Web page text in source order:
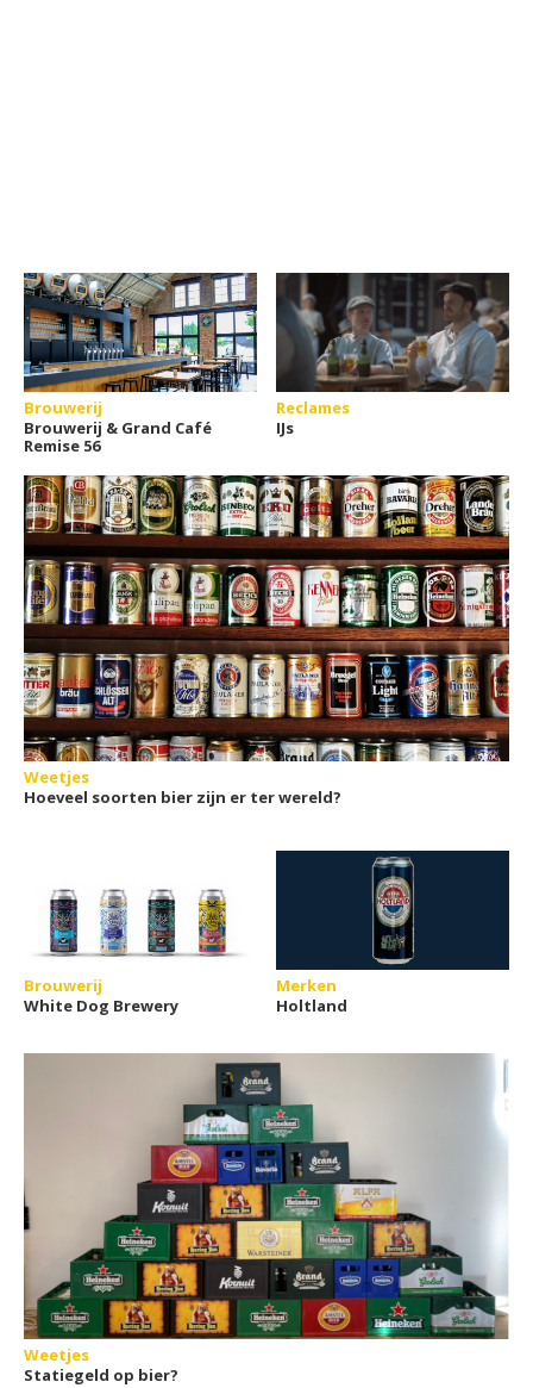
Brouwerij
Brouwerij & Grand Café
Remise 56
Reclames
IJs
Weetjes
Hoeveel soorten bier zijn er ter wereld?
Brouwerij
White Dog Brewery
Merken
Holtland
Weetjes
Statiegeld op bier?